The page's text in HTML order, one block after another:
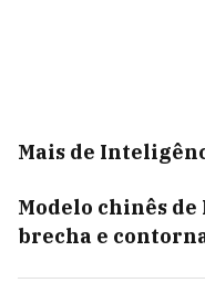
Mais de
Modelo chinês
brecha e